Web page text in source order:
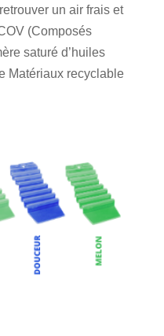
un air frais et
(Composés
saturé d’huiles
Matériaux recyclable